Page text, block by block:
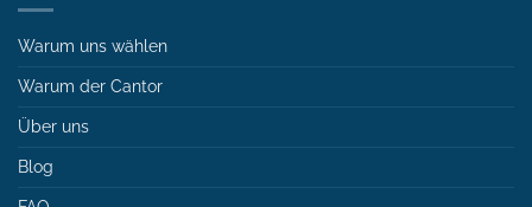
Warum uns wählen
Warum der Cantor
Über uns
Blog